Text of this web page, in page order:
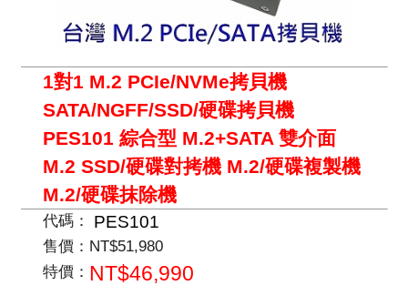
1對1 M.2 PCIe/NVMe拷貝機
SATA/NGFF/SSD/硬碟拷貝機
PES101 綜合型 M.2+SATA 雙介面
M.2 SSD/硬碟對拷機 M.2/硬碟複製機
M.2/硬碟抹除機
代碼： PES101
售價： NT$51,980
特價： NT$46,990